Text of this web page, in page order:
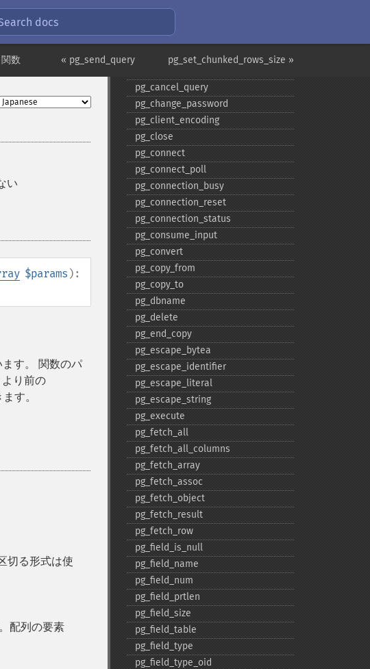
docs
pg_set_chunked_rows_size »
« pg_send_query
数
い
$params ):
す。 関数のパ
より前の
す。
切る形式は使
配列の要素
PostgreSQL 関数
pg_​cancel_​query
pg_​change_​password
pg_​client_​encoding
pg_​close
pg_​connect
pg_​connect_​poll
pg_​connection_​busy
pg_​connection_​reset
pg_​connection_​status
pg_​consume_​input
pg_​convert
pg_​copy_​from
pg_​copy_​to
pg_​dbname
pg_​delete
pg_​end_​copy
pg_​escape_​bytea
pg_​escape_​identifier
pg_​escape_​literal
pg_​escape_​string
pg_​execute
pg_​fetch_​all
pg_​fetch_​all_​columns
pg_​fetch_​array
pg_​fetch_​assoc
pg_​fetch_​object
pg_​fetch_​result
pg_​fetch_​row
pg_​field_​is_​null
pg_​field_​name
pg_​field_​num
pg_​field_​prtlen
pg_​field_​size
pg_​field_​table
pg_​field_​type
pg_​field_​type_​oid